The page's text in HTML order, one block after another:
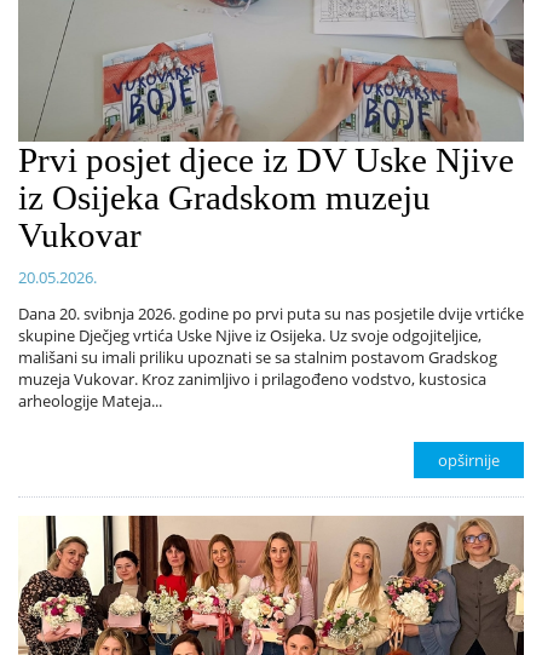
Prvi posjet djece iz DV Uske Njive
iz Osijeka Gradskom muzeju
Vukovar
20.05.2026.
Dana 20. svibnja 2026. godine po prvi puta su nas posjetile dvije vrtićke
skupine Dječjeg vrtića Uske Njive iz Osijeka. Uz svoje odgojiteljice,
mališani su imali priliku upoznati se sa stalnim postavom Gradskog
muzeja Vukovar. Kroz zanimljivo i prilagođeno vodstvo, kustosica
arheologije Mateja...
opširnije